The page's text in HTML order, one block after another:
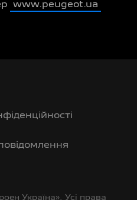
www.peugeot.ua
Україна». Усі права